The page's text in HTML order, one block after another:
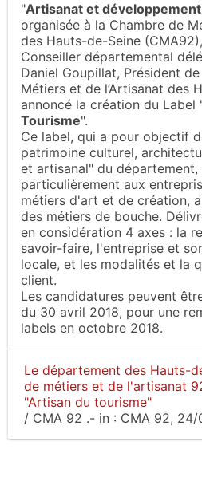
"Artisanat et
organisée à la Chambre de
des Hauts-de-Seine
Conseiller départemental
Daniel Goupillat, Président
Métiers et de l’Artisanat des
annoncé la création du Label
Tourisme".
Ce label, qui a pour objectif
patrimoine culturel,
et artisanal" du département,
particulièrement aux
métiers d'art et de création,
des métiers de bouche.
en considération 4 axes : la
savoir-faire, l'entreprise et
locale, et les modalités et la
client.
Les candidatures peuvent
du 30 avril 2018, pour une
labels en octobre 2018.
Le département des Hauts-
de métiers et de l'artisanat
"Artisan du tourisme"
/ CMA 92 .- in : CMA 92, 24/